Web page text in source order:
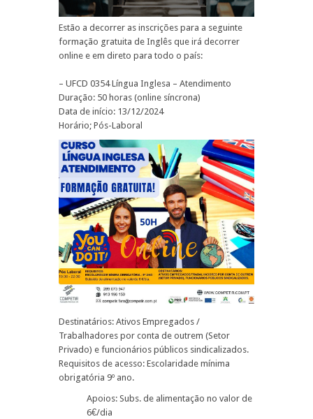
Estão a decorrer as inscrições para a seguinte
formação gratuita de Inglês que irá decorrer
online e em direto para todo o país:
– UFCD 0354 Língua Inglesa – Atendimento
Duração: 50 horas (online síncrona)
Data de início: 13/12/2024
Horário; Pós-Laboral
Destinatários: Ativos Empregados /
Trabalhadores por conta de outrem (Setor
Privado) e funcionários públicos sindicalizados.
Requisitos de acesso: Escolaridade mínima
obrigatória 9º ano.
Apoios: Subs. de alimentação no valor de
6€/dia